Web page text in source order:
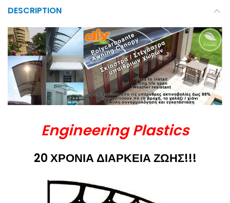
DESCRIPTION
Engineering Plastics
20 ΧΡΟΝΙΑ ΔΙΑΡΚΕΙΑ ΖΩΗΣ!!!